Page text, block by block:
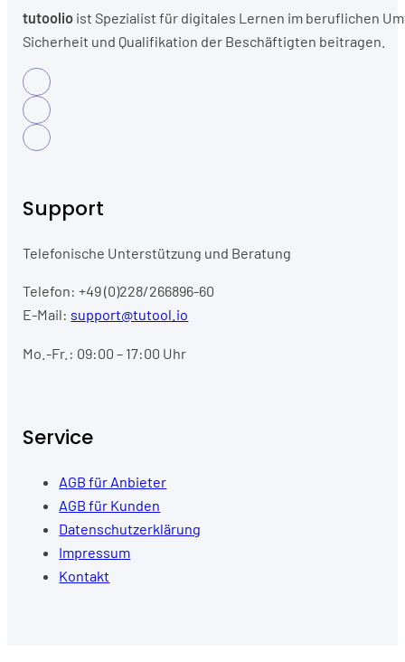
tutoolio ist Spezialist für digitales Lernen im beruflichen
Sicherheit und Qualifikation der Beschäftigten beitragen.
Support
Telefonische Unterstützung und Beratung
Telefon: +49 (0)228/266896-60
E-Mail: support@tutool.io
Mo.-Fr.: 09:00 – 17:00 Uhr
Service
AGB für Anbieter
AGB für Kunden
Datenschutzerklärung
Impressum
Kontakt